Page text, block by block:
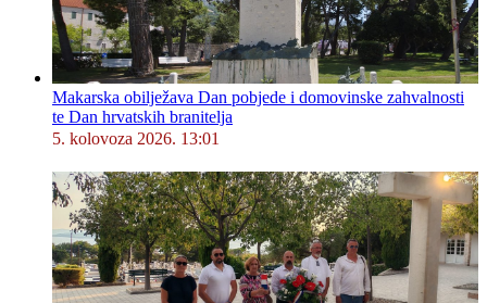
Makarska obilježava Dan pobjede i domovinske zahvalnosti
te Dan hrvatskih branitelja
5. kolovoza 2026. 13:01